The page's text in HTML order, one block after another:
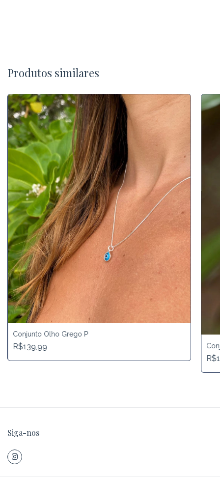
Produtos similares
Conjunto Olho Grego P
R$139,99
Siga-nos